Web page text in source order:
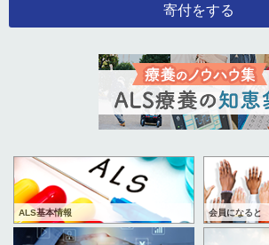
寄付をする
ALS基本情報 会員になると